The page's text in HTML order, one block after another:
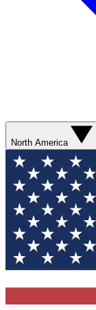
North America